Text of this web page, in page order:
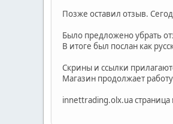
Позже оставил отзыв.
Было предложено убрать
В итоге был послан как
Скрины и ссылки
Магазин продолжает
innettrading.olx.ua